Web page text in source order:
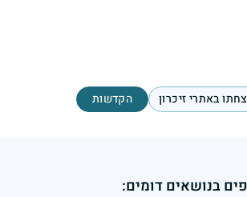
באתרי זיכרון הקדשות
בנושאים דומים: